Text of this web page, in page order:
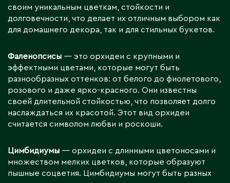
своим уникальным цветкам, стойкости и
долговечности, что делает их отличным выбором как
для домашнего декора, так и для стильных букетов.
Фаленопсисы — это орхидеи с крупными и
эффектными цветами, которые могут быть
разнообразных оттенков: от белого до фиолетового,
розового и даже ярко-красного. Они известны
своей длительной стойкостью, что позволяет долго
наслаждаться их красотой. Этот вид орхидеи
считается символом любви и роскоши.
Цимбидиумы — орхидеи с длинными цветоносами и
множеством мелких цветков, которые образуют
пышные соцветия. Цимбидиумы могут быть разных